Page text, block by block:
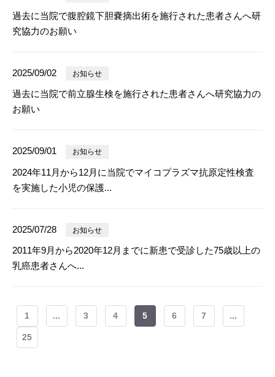
過去に当院で腹腔鏡下胆嚢摘出術を施行された患者さんへ研
究協力のお願い
2025/09/02 お知らせ
過去に当院で前立腺生検を施行された患者さんへ研究協力の
お願い
2025/09/01 お知らせ
2024年11月から12月に当院でマイコプラズマ抗原定性検査
を実施した小児の保護...
2025/07/28 お知らせ
2011年9月から2020年12月までに新患で受診した75歳以上の
乳癌患者さんへ...
1 ... 3 4 5 6 7 ...
25